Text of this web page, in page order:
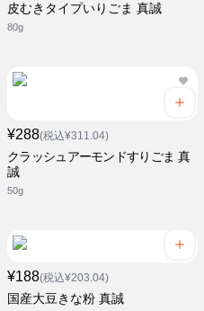
皮むきタイプいりごま 真誠
80g
¥288(税込¥311.04)
クラッシュアーモンドすりごま 真
誠
50g
¥188(税込¥203.04)
国産大豆きな粉 真誠